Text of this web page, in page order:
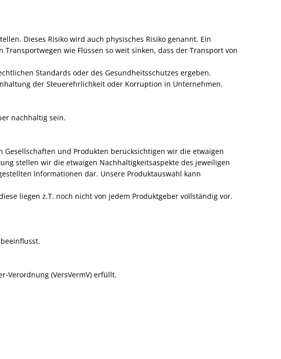
Dieses Risiko wird auch physisches Risiko genannt. Ein
wie Flüssen so weit sinken, dass der Transport von
Standards oder des Gesundheitsschutzes ergeben.
der Steuerehrlichkeit oder Korruption in Unternehmen.
nachhaltig sein.
Gesellschaften und Produkten berücksichtigen wir die etwaigen
stellen wir die etwaigen Nachhaltigkeitsaspekte des jeweiligen
Informationen dar. Unsere Produktauswahl kann
liegen z.T. noch nicht von jedem Produktgeber vollständig vor.
Verordnung (VersVermV) erfüllt.